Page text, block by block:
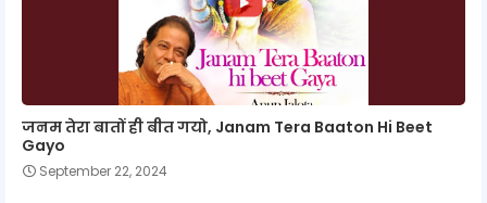
जनम तेरा बातों ही बीत गयो, Janam Tera Baaton Hi Beet
Gayo
September 22, 2024